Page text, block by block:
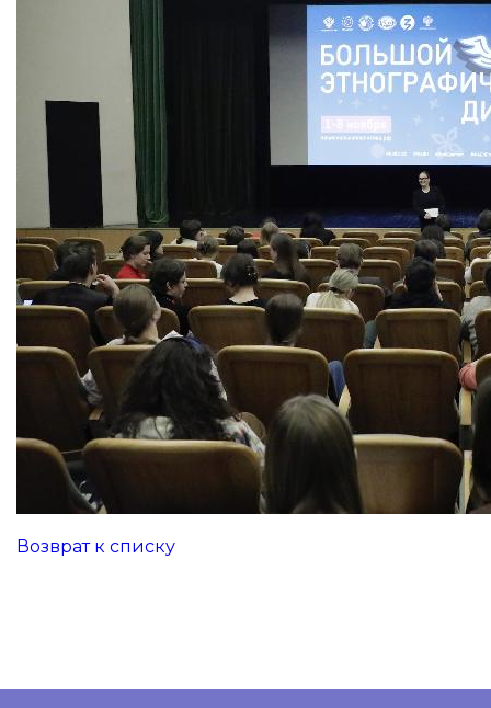
Возврат к списку